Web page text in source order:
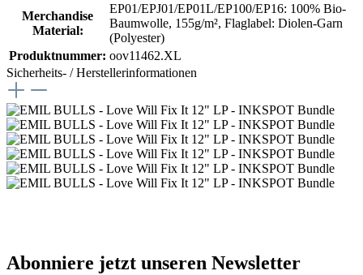
Merchandise
Material:
EP01/EPJ01/EP01L/EP100/EP16: 100% Bio-
Baumwolle, 155g/m², Flaglabel: Diolen-Garn
(Polyester)
Produktnummer: oov11462.XL
Sicherheits- / Herstellerinformationen
Abonniere jetzt unseren Newsletter